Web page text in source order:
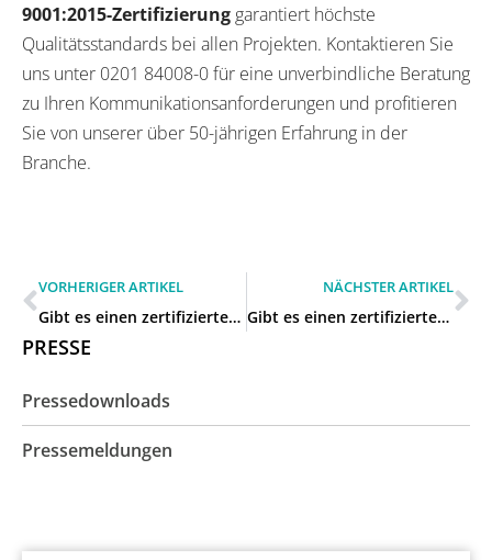
9001:2015-Zertifizierung garantiert höchste
Qualitätsstandards bei allen Projekten. Kontaktieren Sie
uns unter 0201 84008-0 für eine unverbindliche Beratung
zu Ihren Kommunikationsanforderungen und profitieren
Sie von unserer über 50-jährigen Erfahrung in der
Branche.
VORHERIGER ARTIKEL
Gibt es einen zertifizierten Avaya-Partner für Unternehmen in Pulheim?
NÄCHSTER ARTIKEL
Gibt es einen zertifizierten Avaya-Partner für Unternehmen in Bergisch Gladbach?
PRESSE
Pressedownloads
Pressemeldungen